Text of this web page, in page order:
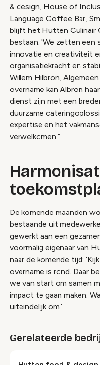
& design, House of
Language Coffee Bar,
blijft het Hutten Culinair
bestaan. 'We zetten een
innovatie en creativiteit
organisatiekracht en
Willem Hilbron,
overname kan Albron
dienst zijn met een
duurzame
expertise en het
verwelkomen.”
De komende maanden
bestaande uit
gewerkt aan een
voormalig eigenaar van
naar de komende tijd:
overname is rond. Daar
we van start om samen
impact te gaan maken.
uiteindelijk om.’
Gerelateerde